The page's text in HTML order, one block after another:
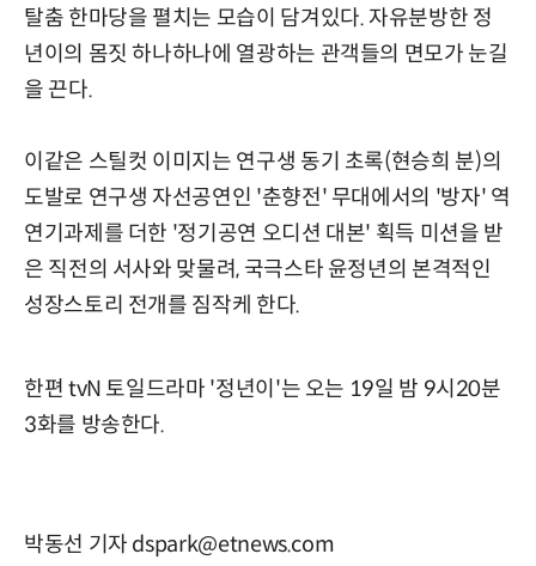
탈춤 한마당을 펼치는 모습이 담겨있다. 자유분방한 정
년이의 몸짓 하나하나에 열광하는 관객들의 면모가 눈길
을 끈다.
이같은 스틸컷 이미지는 연구생 동기 초록(현승희 분)의
도발로 연구생 자선공연인 '춘향전' 무대에서의 '방자' 역
연기과제를 더한 '정기공연 오디션 대본' 획득 미션을 받
은 직전의 서사와 맞물려, 국극스타 윤정년의 본격적인
성장스토리 전개를 짐작케 한다.
한편 tvN 토일드라마 '정년이'는 오는 19일 밤 9시20분
3화를 방송한다.
박동선 기자 dspark@etnews.com